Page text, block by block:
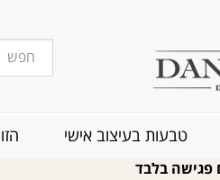
טבעות בעיצוב אישי
פגישה בלבד